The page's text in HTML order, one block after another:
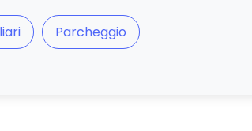
Parcheggio